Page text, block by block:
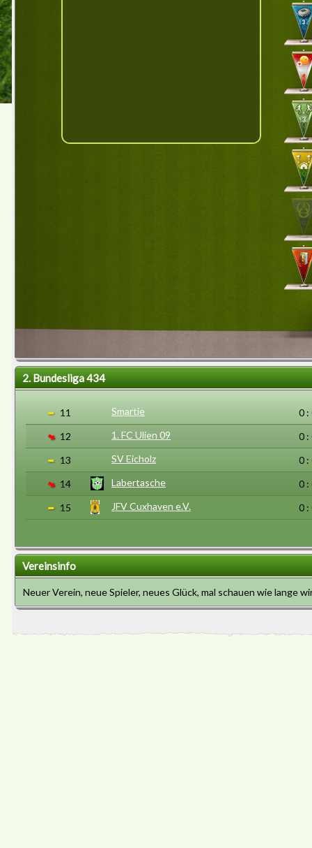
2. Bundesliga 434
11 Smartie
0 :
12
1. FC Ulien 09
0 :
13
SV Eicholz
0 :
14
Labertasche
0 :
15
JFV Cuxhaven e.V. 0 :
Vereinsinfo
Neuer Verein, neue Spieler, neues Glück, mal schauen wie lange